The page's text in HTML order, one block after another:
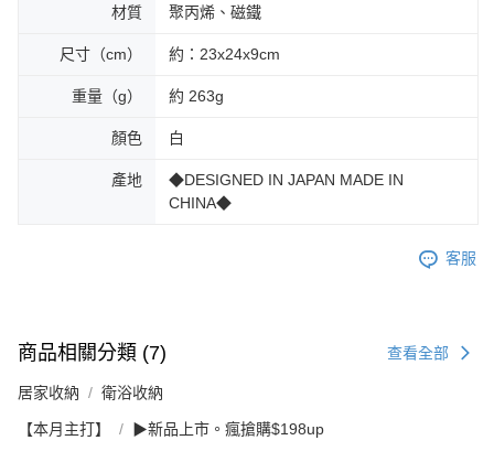
材質 聚丙烯、磁鐵
尺寸（cm） 約：23x24x9cm
重量（g） 約 263g
顏色 白
產地
◆DESIGNED IN JAPAN MADE IN
CHINA◆
客服
商品相關分類 (7) 查看全部
居家收納 衛浴收納
【本月主打】 ▶新品上市。瘋搶購$198up